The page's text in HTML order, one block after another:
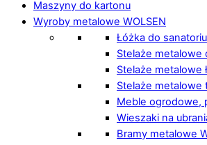
Maszyny do kartonu
Wyroby metalowe WOLSEN
Łóżka do
Stelaże metalowe
Stelaże metalowe
Stelaże metalowe
Meble ogrodowe,
Wieszaki na
Bramy metalowe